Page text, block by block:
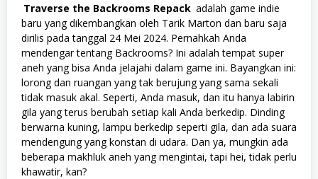
Traverse the Backrooms Repack adalah game indie
baru yang dikembangkan oleh Tarik Marton dan baru saja
dirilis pada tanggal 24 Mei 2024. Pernahkah Anda
mendengar tentang Backrooms? Ini adalah tempat super
aneh yang bisa Anda jelajahi dalam game ini. Bayangkan ini:
lorong dan ruangan yang tak berujung yang sama sekali
tidak masuk akal. Seperti, Anda masuk, dan itu hanya labirin
gila yang terus berubah setiap kali Anda berkedip. Dinding
berwarna kuning, lampu berkedip seperti gila, dan ada suara
mendengung yang konstan di udara. Dan ya, mungkin ada
beberapa makhluk aneh yang mengintai, tapi hei, tidak perlu
khawatir, kan?